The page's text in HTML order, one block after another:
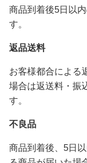
商品到着後5日以
す。
返品送料
お客様都合による
場合は返送料・振
す。
不良品
商品到着後、5日